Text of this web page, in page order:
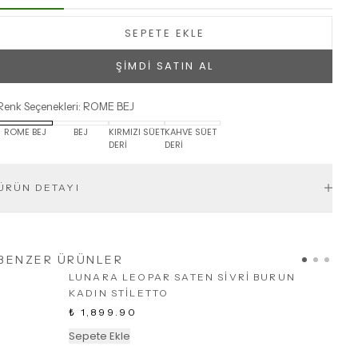
SEPETE EKLE
ŞİMDİ SATIN AL
Seçenekleri: ROME BEJ
ROME BEJ
BEJ
KIRMIZI SÜET
DERİ
KAHVE SÜET
DERİ
DETAYI
ÜRÜNLER
LUNARA LEOPAR SATEN SİVRİ BURUN
KADIN STİLETTO
₺ 1,899.90
Sepete Ekle